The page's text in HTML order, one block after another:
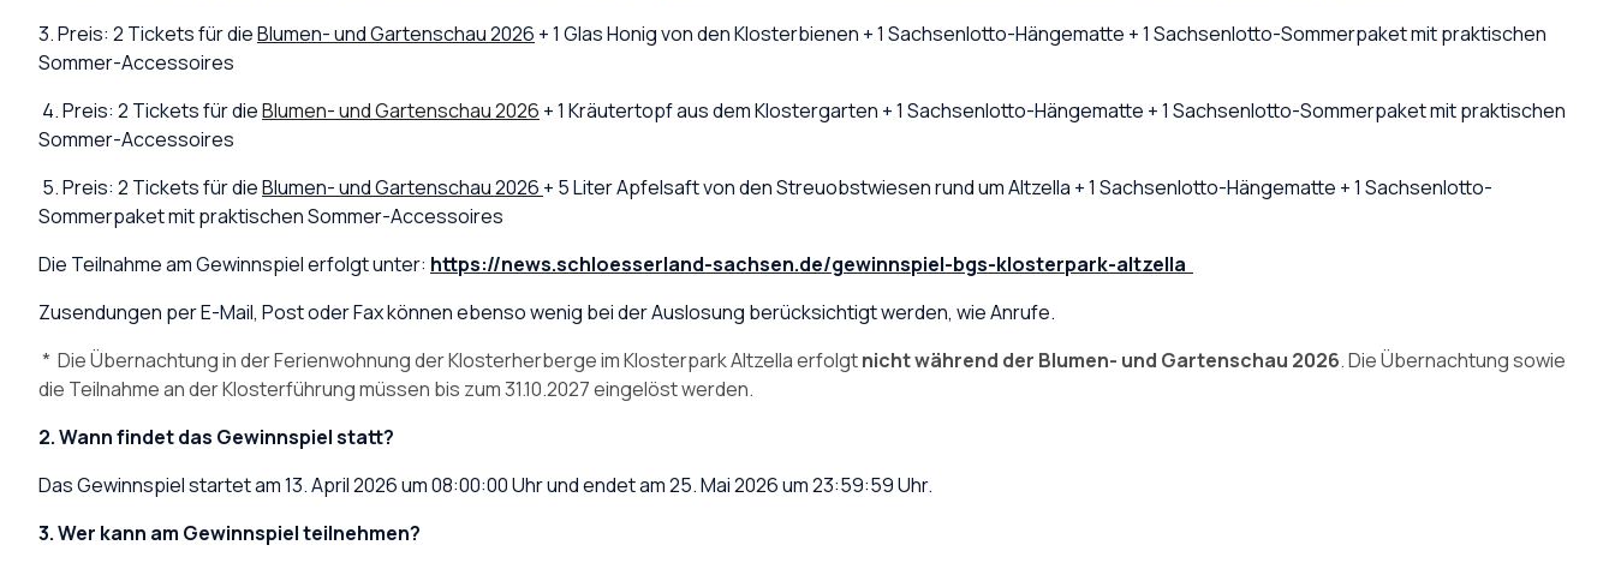
3. Preis: 2 Tickets für dieBlumen- und Gartenschau 2026 +1 Glas Honig von den Klosterbienen +1 Sachsenlotto-Hängematte + 1 Sachsenlotto-Sommerpaket mit praktischen
Sommer-Accessoires
4. Preis: 2 Tickets für dieBlumen- und Gartenschau 2026 + 1 Kräutertopf aus dem Klostergarten + 1 Sachsenlotto-Hängematte + 1 Sachsenlotto-Sommerpaket mit praktischen
Sommer-Accessoires
5. Preis: 2 Tickets für dieBlumen- und Gartenschau 2026 + 5 LiterApfelsaft von den Streuobstwiesen rund um Altzella +1 Sachsenlotto-Hängematte + 1 Sachsenlotto-
Sommerpaket mit praktischen Sommer-Accessoires
Die Teilnahme am Gewinnspiel erfolgt unter: https://news.schloesserland-sachsen.de/gewinnspiel-bgs-klosterpark-altzella
Zusendungen per E-Mail, Post oder Fax können ebenso wenig bei der Auslosung berücksichtigt werden, wie Anrufe.
* Die Übernachtung in der Ferienwohnung der Klosterherberge im Klosterpark Altzella erfolgtnicht während der Blumen- und Gartenschau 2026. Die Übernachtung sowie
die Teilnahme an der Klosterführung müssen bis zum 31.10.2027 eingelöst werden.
2. Wann findet das Gewinnspiel statt?
Das Gewinnspiel startet am 13. April 2026 um 08:00:00 Uhr und endet am 25. Mai 2026 um 23:59:59 Uhr.
3. Wer kann am Gewinnspiel teilnehmen?